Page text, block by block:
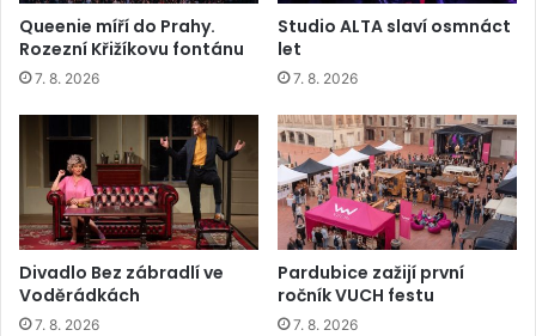
Queenie míří do Prahy.
Rozezní Křižíkovu fontánu
7. 8. 2026
Studio ALTA slaví osmnáct
let
7. 8. 2026
Divadlo Bez zábradlí ve
Voděrádkách
7. 8. 2026
Pardubice zažijí první
ročník VUCH festu
7. 8. 2026